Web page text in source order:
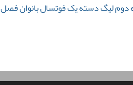
دسته یک فوتسال بانوان فصل 1403-1404